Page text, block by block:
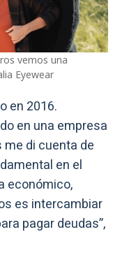
vemos una
Eyewear
en 2016.
en una empresa
di cuenta de
en el
económico,
es intercambiar
pagar deudas”,